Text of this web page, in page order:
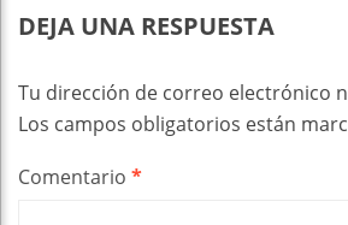
DEJA UNA RESPUESTA
Tu dirección de correo electrónico
Los campos obligatorios están
Comentario *